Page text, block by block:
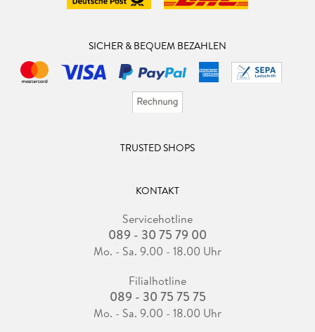
SICHER & BEQUEM BEZAHLEN
TRUSTED SHOPS
KONTAKT
Servicehotline
089 - 30 75 79 00
Mo. - Sa. 9.00 - 18.00 Uhr
Filialhotline
089 - 30 75 75 75
Mo. - Sa. 9.00 - 18.00 Uhr